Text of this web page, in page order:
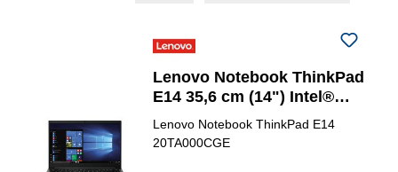
Lenovo Notebook ThinkPad
E14 35,6 cm (14") Intel®
Core&trade; i5
Lenovo Notebook ThinkPad E14
20TA000CGE